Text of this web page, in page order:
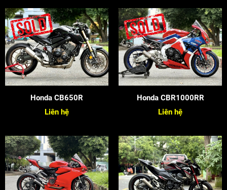
Honda CB650R
Liên hệ
Honda CBR1000RR
Liên hệ